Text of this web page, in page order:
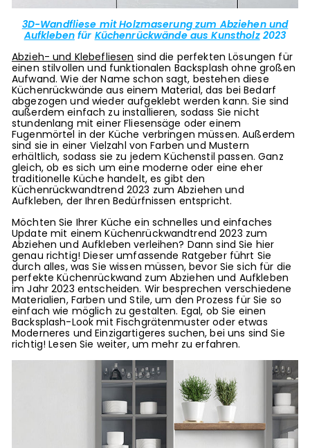
3D-Wandfliese mit Holzmaserung zum Abziehen und
Aufklebenfür Küchenrückwände aus Kunstholz2023
Abzieh- und Klebefliesen sind die perfekten Lösungen für
einen stilvollen und funktionalen Backsplash ohne großen
Aufwand. Wie der Name schon sagt, bestehen diese
Küchenrückwände aus einem Material, das bei Bedarf
abgezogen und wieder aufgeklebt werden kann. Sie sind
außerdem einfach zu installieren, sodass Sie nicht
stundenlang mit einer Fliesensäge oder einem
Fugenmörtel in der Küche verbringen müssen. Außerdem
sind sie in einer Vielzahl von Farben und Mustern
erhältlich, sodass sie zu jedem Küchenstil passen. Ganz
gleich, ob es sich um eine moderne oder eine eher
traditionelle Küche handelt, es gibt den
Küchenrückwandtrend 2023 zum Abziehen und
Aufkleben, der Ihren Bedürfnissen entspricht.
Möchten Sie Ihrer Küche ein schnelles und einfaches
Update mit einem Küchenrückwandtrend 2023 zum
Abziehen und Aufkleben verleihen? Dann sind Sie hier
genau richtig! Dieser umfassende Ratgeber führt Sie
durch alles, was Sie wissen müssen, bevor Sie sich für die
perfekte Küchenrückwand zum Abziehen und Aufkleben
im Jahr 2023 entscheiden. Wir besprechen verschiedene
Materialien, Farben und Stile, um den Prozess für Sie so
einfach wie möglich zu gestalten. Egal, ob Sie einen
Backsplash-Look mit Fischgrätenmuster oder etwas
Moderneres und Einzigartigeres suchen, bei uns sind Sie
richtig! Lesen Sie weiter, um mehr zu erfahren.